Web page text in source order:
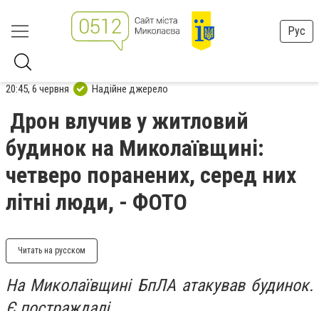
Рус
20:45, 6 червня Надійне джерело
Дрон влучив у житловий
будинок на Миколаївщині:
четверо поранених, серед них
літні люди, - ФОТО
Читать на русском
На Миколаївщині БпЛА атакував будинок.